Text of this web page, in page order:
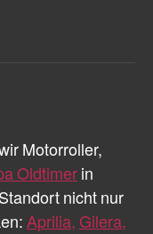
Motorroller,
Oldtimer in
nicht nur
Aprilia, Gilera,